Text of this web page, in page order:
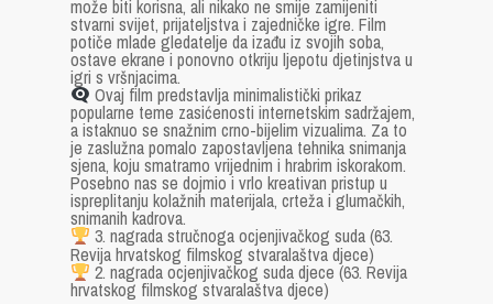
može biti korisna, ali nikako ne smije zamijeniti
stvarni svijet, prijateljstva i zajedničke igre. Film
potiče mlade gledatelje da izađu iz svojih soba,
ostave ekrane i ponovno otkriju ljepotu djetinjstva u
igri s vršnjacima.
Ovaj film predstavlja minimalistički prikaz
popularne teme zasićenosti internetskim sadržajem,
a istaknuo se snažnim crno-bijelim vizualima. Za to
je zaslužna pomalo zapostavljena tehnika snimanja
sjena, koju smatramo vrijednim i hrabrim iskorakom.
Posebno nas se dojmio i vrlo kreativan pristup u
ispreplitanju kolažnih materijala, crteža i glumačkih,
snimanih kadrova.
3. nagrada stručnoga ocjenjivačkog suda (63.
Revija hrvatskog filmskog stvaralaštva djece)
2. nagrada ocjenjivačkog suda djece (63. Revija
hrvatskog filmskog stvaralaštva djece)